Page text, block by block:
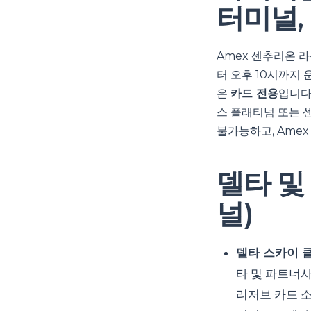
터미널
Amex 센추리온 라
터 오후 10시까지
은 카드 전용입니
스 플래티넘 또는
불가능하고,
델타
널)
델타 스카이
타 및 파트너
리저브 카드